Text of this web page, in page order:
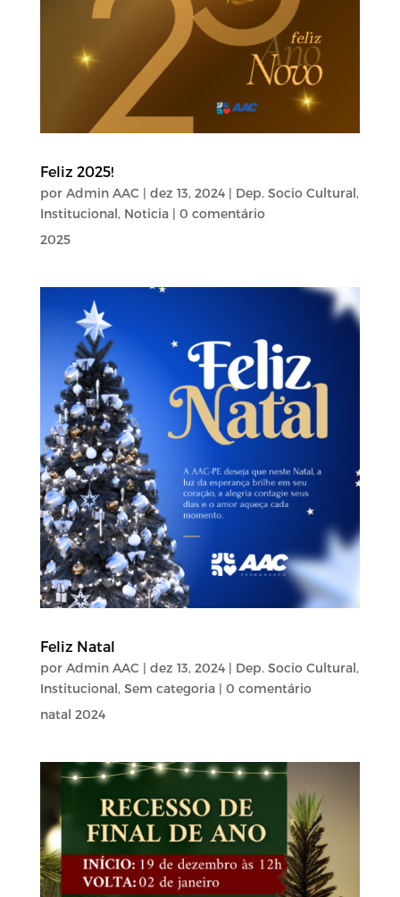
Feliz 2025!
por Admin AAC dez 13, 2024| Dep. Socio Cultural ,
Institucional , Noticia| 0 comentário
2025
Feliz Natal
por Admin AAC | dez 13, 2024| Dep. Socio Cultural,
Institucional, Sem categoria| 0 comentário
natal 2024